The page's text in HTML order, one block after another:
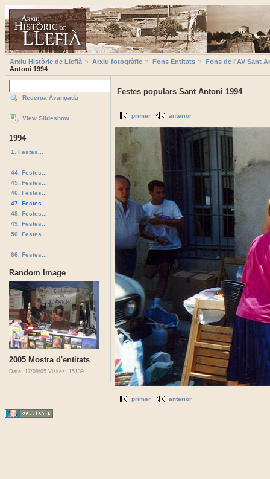
Arxiu Històric de Llefià Arxiu fotogràfic Fons Entitats
Fons de l'AV Sant
Antoni 1994
Recerca Avançada
View Slideshow
1994
1. Festes...
44. Festes...
45. Festes...
46. Festes...
47. Festes...
48. Festes...
49. Festes...
50. Festes...
66. Festes...
Random Image
2005 Mostra d'entitats
Data: 17/09/05 Visites: 15139
Festes populars Sant Antoni 1994
primer anterior
primer anterior